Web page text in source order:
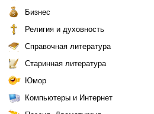
Бизнес
Религия и духовность
Справочная литература
Старинная литература
Юмор
Компьютеры и Интернет